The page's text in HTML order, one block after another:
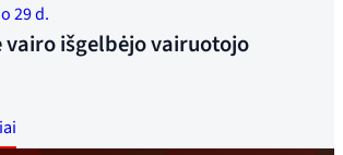
29 d.
vairo išgelbėjo vairuotojo